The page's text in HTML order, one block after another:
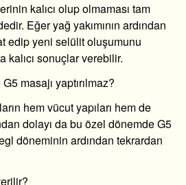
kalıcı olup olmaması tam
Eğer yağ yakımının ardından
edip yeni selülit oluşumunu
sonuçlar verebilir.
masajı yaptırılmaz?
hem vücut yapıları hem de
dolayı da bu özel dönemde G5
döneminin ardından tekrardan